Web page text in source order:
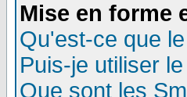
Mise en forme
Qu'est-ce que
Puis-je utiliser
Que sont les